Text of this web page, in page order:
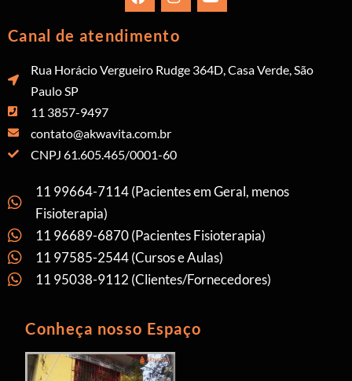
Canal de atendimento
Rua Horácio Vergueiro Rudge 364D, Casa Verde, São
Paulo SP
11 3857-9497
contato@akwavita.com.br
CNPJ 61.605.465/0001-60
11 99664-7114 (Pacientes em Geral, menos
Fisioterapia)
11 96689-6870 (Pacientes Fisioterapia)
11 97585-2544 (Cursos e Aulas)
11 95038-9112 (Clientes/Fornecedores)
Conheça nosso Espaço